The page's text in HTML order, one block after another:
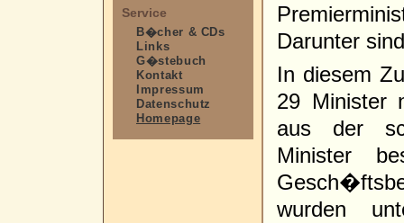
Service
B�cher & CDs
Links
G�stebuch
Kontakt
Impressum
Datenschutz
Homepage
Darunter
In diesem
29 Minister
aus der
Minister
wurden